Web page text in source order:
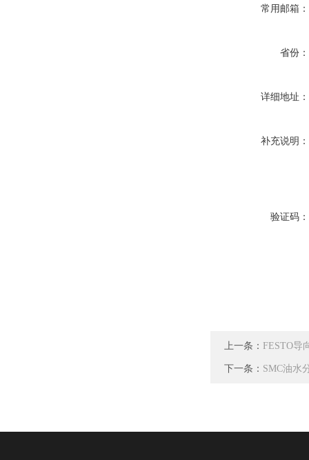
常用邮箱：
省份：
详细地址：
补充说明：
验证码：
上一条： FESTO导
下一条： SMC油水